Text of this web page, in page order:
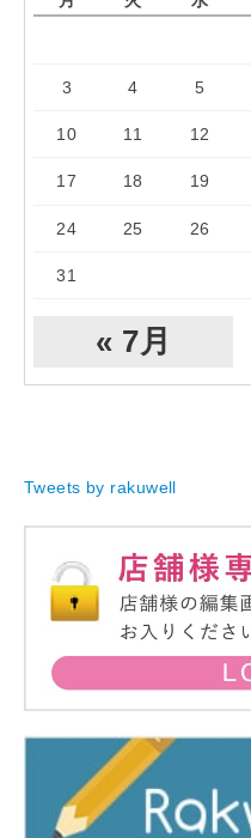
3 4 5
10 11 12
17 18 19
24 25 26
31
« 7月
Tweets by rakuwell